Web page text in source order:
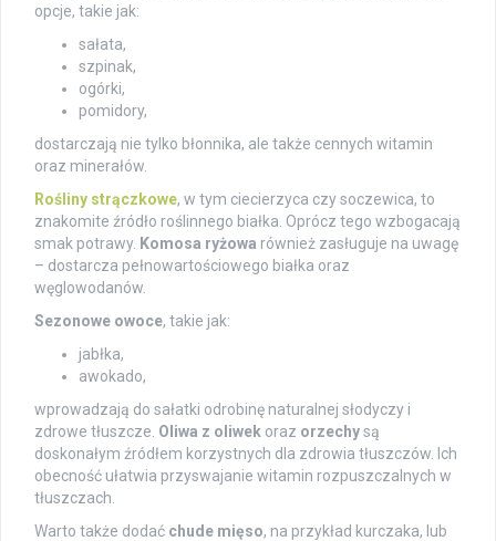
opcje, takie jak:
sałata,
szpinak,
ogórki,
pomidory,
dostarczają nie tylko błonnika, ale także cennych witamin
oraz minerałów.
Rośliny strączkowe, w tym ciecierzyca czy soczewica, to
znakomite źródło roślinnego białka. Oprócz tego wzbogacają
smak potrawy. Komosa ryżowa również zasługuje na uwagę
– dostarcza pełnowartościowego białka oraz
węglowodanów.
Sezonowe owoce, takie jak:
jabłka,
awokado,
wprowadzają do sałatki odrobinę naturalnej słodyczy i
zdrowe tłuszcze. Oliwa z oliwek oraz orzechysą
doskonałym źródłem korzystnych dla zdrowia tłuszczów. Ich
obecność ułatwia przyswajanie witamin rozpuszczalnych w
tłuszczach.
Warto także dodać chude mięso, na przykład kurczaka, lub